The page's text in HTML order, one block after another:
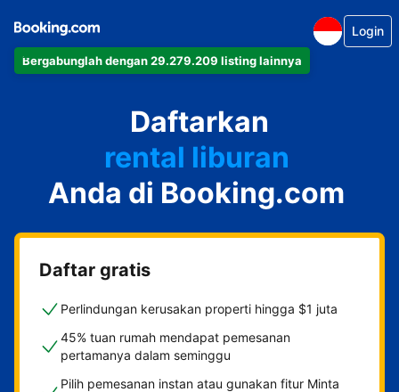
Bergabunglah dengan 29.279.209 listing lainnya
Login
Daftarkan
apartemen
hotel
rental liburan
guest house
bed & breakfast
Anda di Booking.com
Daftar gratis
Perlindungan kerusakan properti hingga $1 juta
45% tuan rumah mendapat pemesanan
pertamanya dalam seminggu
Pilih pemesanan instan atau gunakan fitur Minta